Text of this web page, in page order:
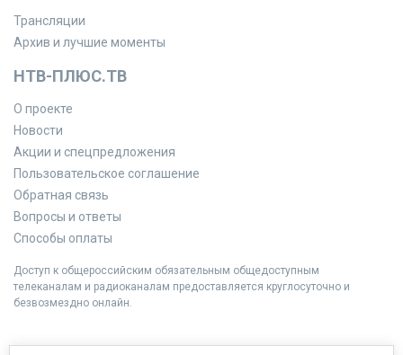
Трансляции
Архив и лучшие моменты
НТВ-ПЛЮС.ТВ
О проекте
Новости
Акции и спецпредложения
Пользовательское соглашение
Обратная связь
Вопросы и ответы
Способы оплаты
Доступ к общероссийским обязательным общедоступным
телеканалам и радиоканалам предоставляется круглосуточно и
безвозмездно онлайн.